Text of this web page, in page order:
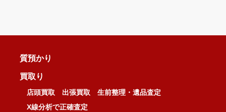
質預かり
買取り
店頭買取 出張買取
生前整理・遺品査定
X線分析で正確査定